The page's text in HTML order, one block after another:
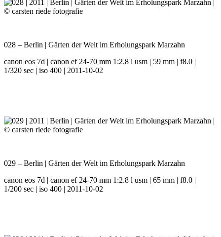
028 – Berlin | Gärten der Welt im Erholungspark Marzahn
canon eos 7d | canon ef 24-70 mm 1:2.8 l usm | 59 mm | f8.0 |
1/320 sec | iso 400 | 2011-10-02
029 – Berlin | Gärten der Welt im Erholungspark Marzahn
canon eos 7d | canon ef 24-70 mm 1:2.8 l usm | 65 mm | f8.0 |
1/200 sec | iso 400 | 2011-10-02